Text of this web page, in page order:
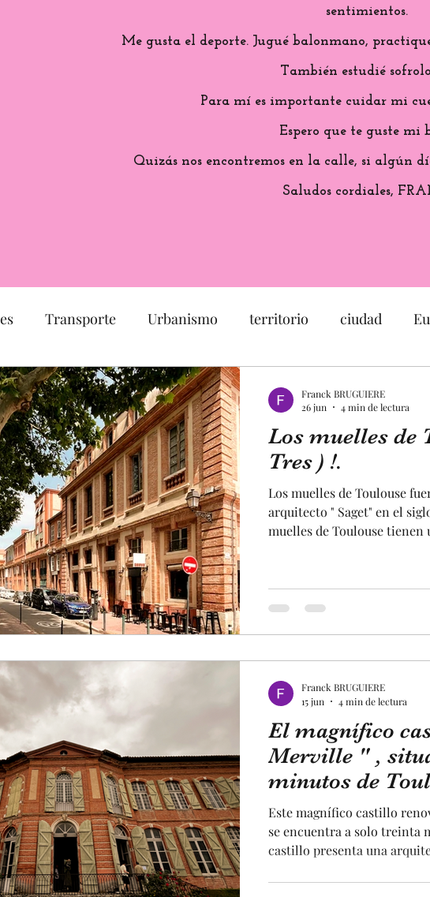
sentimientos.
Me gusta el deporte. Jugué balonmano,
También estudié
Para mí es importante cuidar mi
Espero que te guste mi
Quizás nos encontremos en la calle, si algún
Saludos cordiales,
Transporte Urbanismo territorio ciudad
turismo arquitectura Francia
Gastronomia fuente Estado terraza viajar
escultura estatua concierto maquina patrimonio
historia
Los muelles de
Tres ) !.
Los muelles de Toulouse
arquitecto " Saget" en el
muelles de Toulouse
lo largo de todo el
de Toulouse también son
Franck BRUGUIERE
26 jun
4 min de lectura
El magnífico
Merville " ,
minutos de
Este magnífico castillo
se encuentra a solo treinta
castillo presenta una
compone del castillo, de un
Franck BRUGUIERE
15 jun
4 min de lectura